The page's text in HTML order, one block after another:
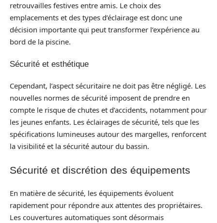
retrouvailles festives entre amis. Le choix des
emplacements et des types d’éclairage est donc une
décision importante qui peut transformer l’expérience au
bord de la piscine.
Sécurité et esthétique
Cependant, l’aspect sécuritaire ne doit pas être négligé. Les
nouvelles normes de sécurité imposent de prendre en
compte le risque de chutes et d’accidents, notamment pour
les jeunes enfants. Les éclairages de sécurité, tels que les
spécifications lumineuses autour des margelles, renforcent
la visibilité et la sécurité autour du bassin.
Sécurité et discrétion des équipements
En matière de sécurité, les équipements évoluent
rapidement pour répondre aux attentes des propriétaires.
Les couvertures automatiques sont désormais